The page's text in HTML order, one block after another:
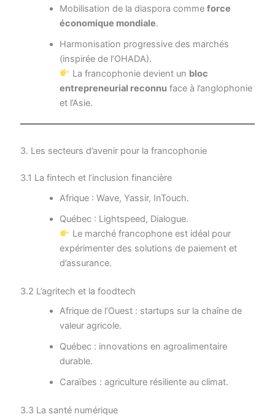
Mobilisation de la diaspora comme force
économique mondiale.
Harmonisation progressive des marchés
(inspirée de l’OHADA).
La francophonie devient un bloc
entrepreneurial reconnu face à l’anglophonie
et l’Asie.
3. Les secteurs d’avenir pour la francophonie
3.1 La fintech et l’inclusion financière
Afrique : Wave, Yassir, InTouch.
Québec : Lightspeed, Dialogue.
Le marché francophone est idéal pour
expérimenter des solutions de paiement et
d’assurance.
3.2 L’agritech et la foodtech
Afrique de l’Ouest : startups sur la chaîne de
valeur agricole.
Québec : innovations en agroalimentaire
durable.
Caraïbes : agriculture résiliente au climat.
3.3 La santé numérique